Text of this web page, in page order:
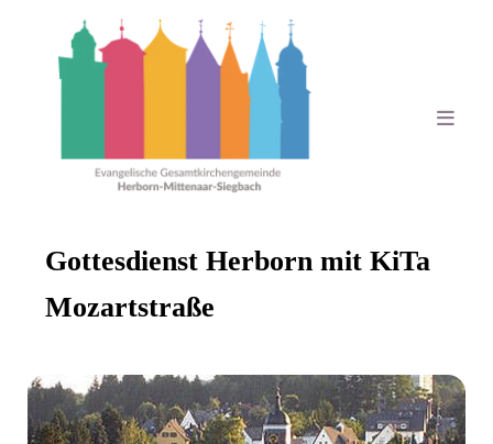
Gottesdienst Herborn mit KiTa
Mozartstraße